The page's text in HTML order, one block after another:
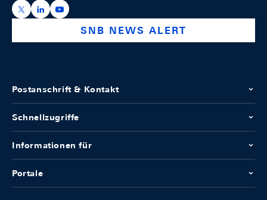
https://x.com/snb_bns
https://ch.linkedin.com/company/swiss-national-
https://www.youtube.com/@swissnationalbank
SNB NEWS ALERT
Postanschrift & Kontakt
Schnellzugriffe
Informationen für
Portale